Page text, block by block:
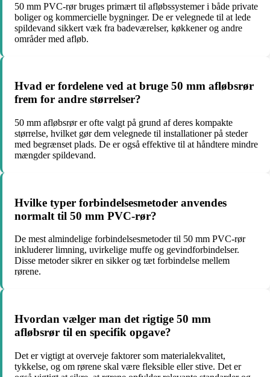
50 mm PVC-rør bruges primært til afløbssystemer i både private
boliger og kommercielle bygninger. De er velegnede til at lede
spildevand sikkert væk fra badeværelser, køkkener og andre
områder med afløb.
Hvad er fordelene ved at bruge 50 mm afløbsrør
frem for andre størrelser?
50 mm afløbsrør er ofte valgt på grund af deres kompakte
størrelse, hvilket gør dem velegnede til installationer på steder
med begrænset plads. De er også effektive til at håndtere mindre
mængder spildevand.
Hvilke typer forbindelsesmetoder anvendes
normalt til 50 mm PVC-rør?
De mest almindelige forbindelsesmetoder til 50 mm PVC-rør
inkluderer limning, uvirkelige muffe og gevindforbindelser.
Disse metoder sikrer en sikker og tæt forbindelse mellem
rørene.
Hvordan vælger man det rigtige 50 mm
afløbsrør til en specifik opgave?
Det er vigtigt at overveje faktorer som materialekvalitet,
tykkelse, og om rørene skal være fleksible eller stive. Det er